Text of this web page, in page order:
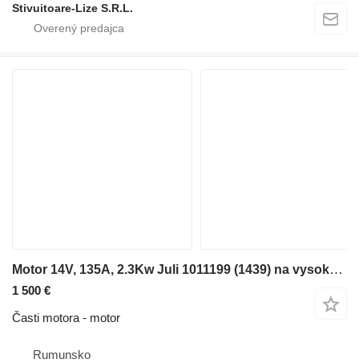
Stivuitoare-Lize S.R.L.
Motor 14V, 135A, 2.3Kw Juli 1011199 (1439) na vysokozdvižného vozíka
1 500 €
Časti motora - motor
Rumunsko